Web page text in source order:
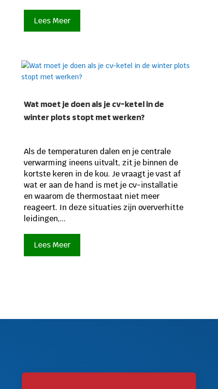
Lees Meer
Wat moet je doen als je cv-ketel in de
winter plots stopt met werken?
Als de temperaturen dalen en je centrale
verwarming ineens uitvalt, zit je binnen de
kortste keren in de kou. Je vraagt je vast af
wat er aan de hand is met je cv-installatie
en waarom de thermostaat niet meer
reageert. In deze situaties zijn oververhitte
leidingen,...
Lees Meer